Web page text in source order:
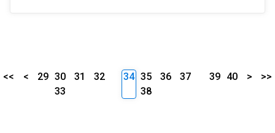
<< < 29 30 31
32
33
34 35 36
37
38
39 40 > >>